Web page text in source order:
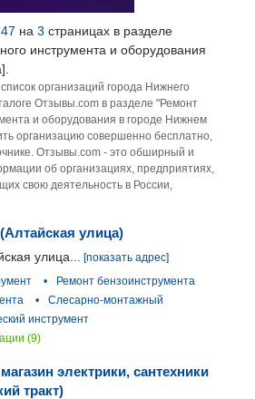
47 на 3 страницах в разделе
инструмента и оборудования
организаций города Нижнего
Отзывы.com в разделе "Ремонт
и оборудования в городе Нижнем
организацию совершенно бесплатно,
Отзывы.com - это обширный и
об организациях, предприятиях,
свою деятельность в России,
улица)
улица...
[показать адрес]
•
Ремонт бензоинструмента
•
Слесарно-монтажный
инструмент
(9)
электрики, сантехники
тракт)